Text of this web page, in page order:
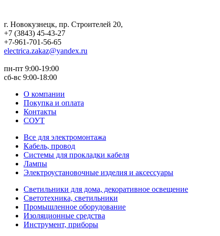
г. Новокузнецк, пр. Строителей 20,
+7 (3843) 45-43-27
+7-961-701-56-65
electrica.zakaz@yandex.ru
пн-пт 9:00-19:00
сб-вс 9:00-18:00
О компании
Покупка и оплата
Контакты
СОУТ
Все для электромонтажа
Кабель, провод
Системы для прокладки кабеля
Лампы
Электроустановочные изделия и аксессуары
Светильники для дома, декоративное освещение
Светотехника, светильники
Промышленное оборудование
Изоляционные средства
Инструмент, приборы